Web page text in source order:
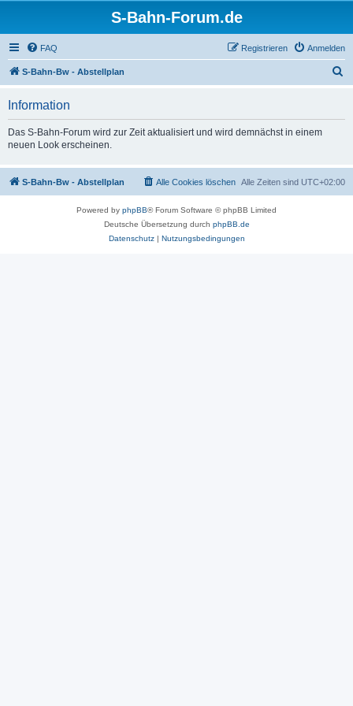
S-Bahn-Forum.de
FAQ Anmelden
Registrieren
S-Bahn-Bw - Abstellplan
Information
Das S-Bahn-Forum wird zur Zeit aktualisiert und wird demnächst in einem
neuen Look erscheinen.
S-Bahn-Bw - Abstellplan Alle Zeiten sind UTC+02:00
Alle Cookies löschen
Powered by phpBB® Forum Software © phpBB Limited
Deutsche Übersetzung durch phpBB.de
Datenschutz| Nutzungsbedingungen